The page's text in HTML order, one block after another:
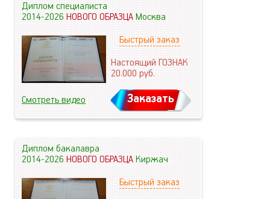
Диплом специалиста
2014-2026НОВОГО ОБРАЗЦАМосква
Быстрый заказ
Настоящий ГОЗНАК
20.000руб.
Смотреть видео Заказать
Диплом бакалавра
2014-2026НОВОГО ОБРАЗЦАКиржач
Быстрый заказ